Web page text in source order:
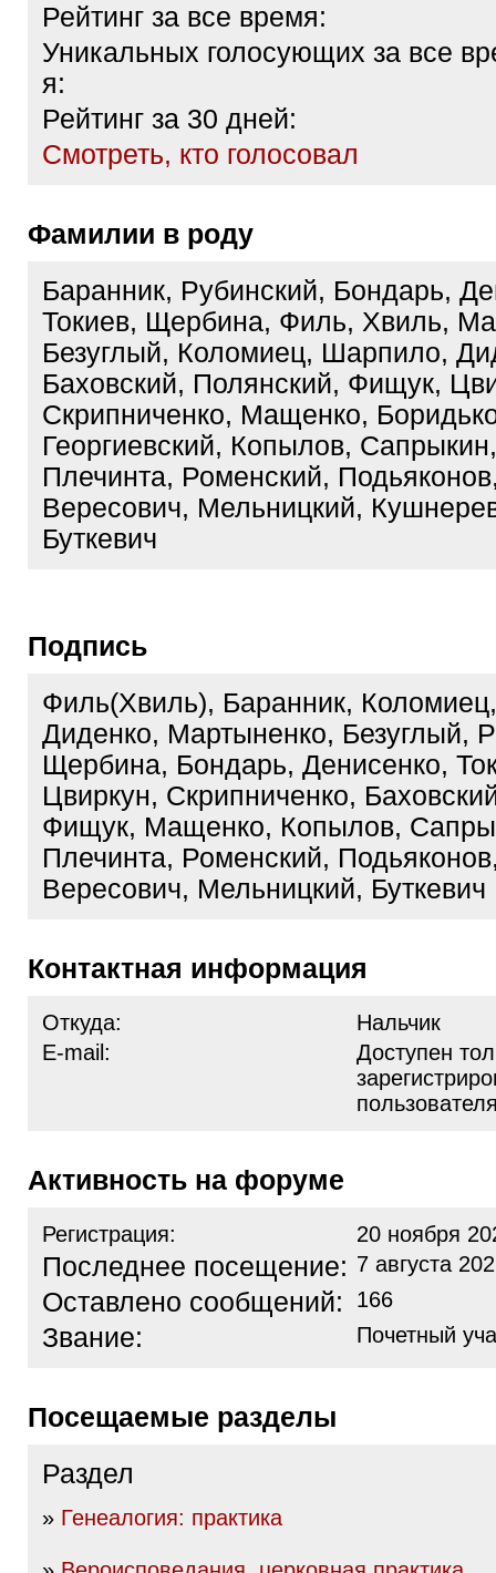
Рейтинг за все время:
Уникальных голосующих за все
я:
Рейтинг за 30 дней:
Cмотреть, кто голосовал
Фамилии в роду
Баранник, Рубинский, Бондарь,
Токиев, Щербина, Филь, Хвиль,
Безуглый, Коломиец, Шарпило,
Баховский, Полянский, Фищук,
Скрипниченко, Мащенко,
Георгиевский, Копылов,
Плечинта, Роменский,
Вересович, Мельницкий,
Буткевич
Подпись
Филь(Хвиль), Баранник,
Диденко, Мартыненко, Безуглый,
Щербина, Бондарь, Денисенко,
Цвиркун, Скрипниченко,
Фищук, Мащенко, Копылов,
Плечинта, Роменский,
Вересович, Мельницкий, Буткевич
Контактная информация
Откуда:
Нальчик
E-mail:
Доступен
Активность на форуме
Регистрация: 20 ноября
Последнее посещение: 7 августа
Оставлено сообщений: 166
Звание: Почетный
Посещаемые разделы
Раздел
» Генеалогия: практика